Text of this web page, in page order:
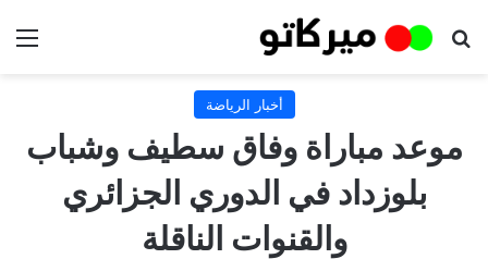
بحث عن
أخبار الرياضة
موعد مباراة وفاق سطيف وشباب
بلوزداد في الدوري الجزائري
والقنوات الناقلة